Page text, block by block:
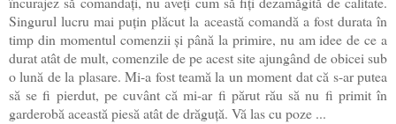
Singurul lucru mai puțin plăcut la această comandă a fost durata în
timp din momentul comenzii și până la primire, nu am idee de ce a
durat atât de mult, comenzile de pe acest site ajungând de obicei sub
o lună de la plasare. Mi-a fost teamă la un moment dat că s-ar putea
să se fi pierdut, pe cuvânt că mi-ar fi părut rău să nu fi primit în
garderobă această piesă atât de drăguță. Vă las cu poze ...